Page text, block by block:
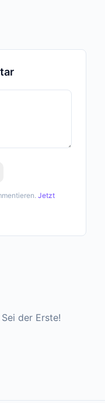
Jetzt
der Erste!